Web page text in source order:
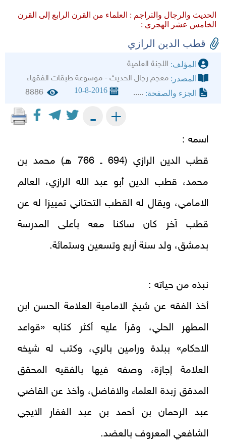
الحديث والرجال والتراجم : العلماء من القرن الرابع إلى القرن
الخامس عشر الهجري :
قطب الدين الرازي
المؤلف: اللجنة العلمية
المصدر: معجم رجال الحديث - موسوعة طبقات الفقهاء
الجزء والصفحة: .....
10-8-2016
8886
+
-
اسمه :
قطب الدين الرازي (694 ـ 766 هـ)
محمد بن
محمد، قطب الدين أبو عبد الله الرازي، العالم
الامامي، ويقال له القطب التحتاني تمييزا له عن
قطب آخر كان ساكنا معه بأعلى المدرسة
بدمشق، ولد سنة أربع وتسعين وستمائة.
نبذه من حياته :
أخذ الفقه عن شيخ الامامية العلامة الحسن ابن
المطهر الحلي، وقرأ عليه أكثر كتابه «قواعد
الاحكام» ببلدة ورامين بالري، وكتب له شيخه
العلامة إجازة، وصفه فيها بالفقيه المحقق
المدقق زبدة العلماء والافاضل، وأخذ عن القاضي
عبد الرحمان بن أحمد بن عبد الغفار الايجي
الشافعي المعروف بالعضد.